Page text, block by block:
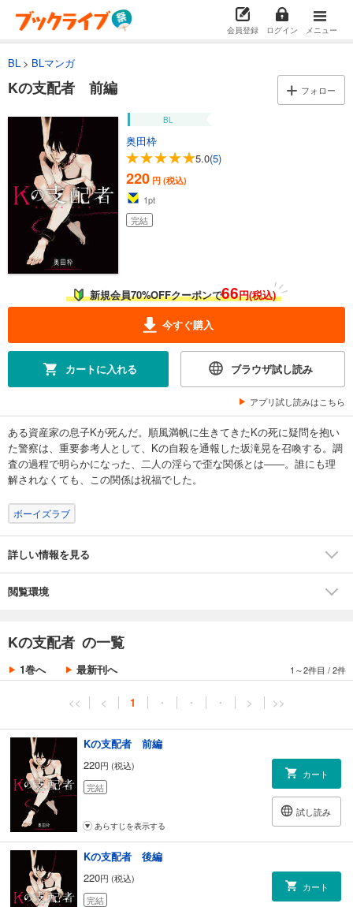
会員登録 ログイン メニュー
BL BLマンガ
Kの支配者 前編 フォロー
BL
奥田枠
5.0(5)
220 円 (税込)
1pt
完結
新規会員70%OFFクーポンで66円(税込)
今すぐ購入
カートに入れる ブラウザ試し読み
アプリ試し読みはこちら
ある資産家の息子Kが死んだ。順風満帆に生きてきたKの死に疑問を抱い
た警察は、重要参考人として、Kの自殺を通報した坂滝晃を召喚する。調
査の過程で明らかになった、二人の淫らで歪な関係とは――。誰にも理
解されなくても、この関係は祝福でした。
ボーイズラブ
詳しい情報を見る
閲覧環境
Kの支配者 の一覧
1巻へ 最新刊へ 1～2件目 /2件
<< < 1 ・ ・ ・ > >>
Kの支配者 前編
220円 (税込)
完結
カート
試し読み
あらすじを表示する
Kの支配者 後編
220円 (税込)
完結
カート